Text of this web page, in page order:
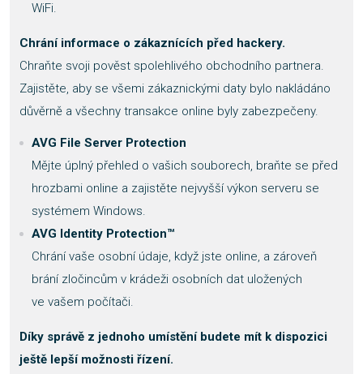
WiFi.
Chrání informace o zákaznících před hackery.
Chraňte svoji pověst spolehlivého obchodního partnera.
Zajistěte, aby se všemi zákaznickými daty bylo nakládáno
důvěrně a všechny transakce online byly zabezpečeny.
AVG File Server Protection
Mějte úplný přehled o vašich souborech, braňte se před
hrozbami online a zajistěte nejvyšší výkon serveru se
systémem Windows.
AVG Identity Protection™
Chrání vaše osobní údaje, když jste online, a zároveň
brání zločincům v krádeži osobních dat uložených
ve vašem počítači.
Díky správě z jednoho umístění budete mít k dispozici
ještě lepší možnosti řízení.